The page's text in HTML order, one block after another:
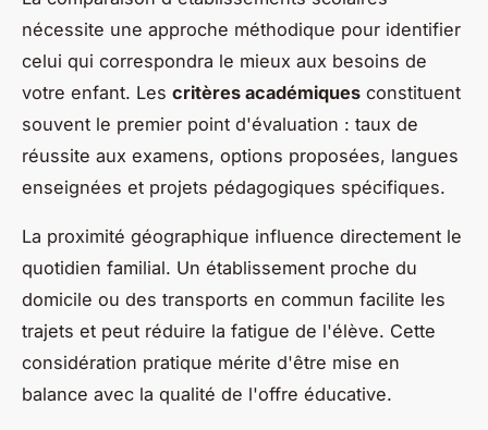
nécessite une approche méthodique pour identifier
celui qui correspondra le mieux aux besoins de
votre enfant. Les critères académiques constituent
souvent le premier point d'évaluation : taux de
réussite aux examens, options proposées, langues
enseignées et projets pédagogiques spécifiques.
La proximité géographique influence directement le
quotidien familial. Un établissement proche du
domicile ou des transports en commun facilite les
trajets et peut réduire la fatigue de l'élève. Cette
considération pratique mérite d'être mise en
balance avec la qualité de l'offre éducative.